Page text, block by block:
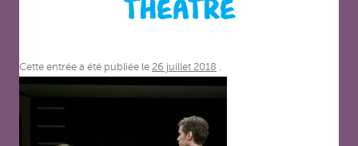
THÉÂTRE
Cette entrée a été publiée le 26 juillet 2018 .